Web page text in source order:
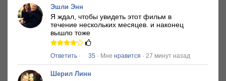
Эшли Энн
Я ждал, чтобы увидеть этот фильм в
течение нескольких месяцев. и наконец
вышло тоже
Ответить · 35 · Мне нравится · 27 минут назад
Шерил Линн